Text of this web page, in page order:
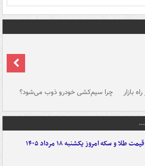
بازار چرا سیم‌کشی خودرو ذوب می‌شود؟
قیمت طلا و سکه امروز یکشنبه ۱۸ مرداد ۱۴۰۵